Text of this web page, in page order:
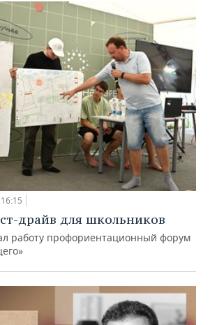
драйв для школьников
работу профориентационный форум